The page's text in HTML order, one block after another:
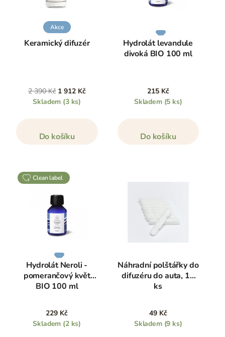
Akce
Keramický difuzér
2 390 Kč 1 912 Kč
Skladem (3 ks)
Do košíku
Hydrolát levandule
divoká BIO 100 ml
215 Kč
Skladem (5 ks)
Do košíku
clean label
Hydrolát Neroli -
pomerančový květ
BIO 100 ml
229 Kč
Skladem (2 ks)
Náhradní polštářky do
difuzéru do auta, 10
ks
49 Kč
Skladem (9 ks)